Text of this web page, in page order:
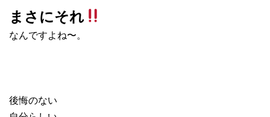
まさにそれ
なんですよね〜。
後悔のない